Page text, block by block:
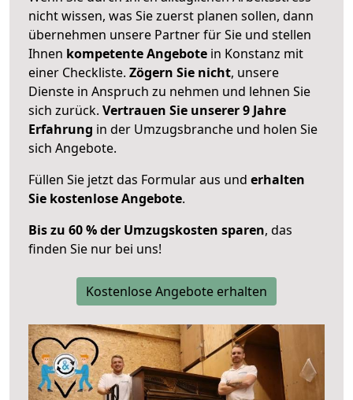
nicht wissen, was Sie zuerst planen sollen, dann
übernehmen unsere Partner für Sie und stellen
Ihnen kompetente Angebote in Konstanz mit
einer Checkliste. Zögern Sie nicht, unsere
Dienste in Anspruch zu nehmen und lehnen Sie
sich zurück. Vertrauen Sie unserer 9 Jahre
Erfahrung in der Umzugsbranche und holen Sie
sich Angebote.
Füllen Sie jetzt das Formular aus und erhalten
Sie kostenlose Angebote.
Bis zu 60 % der Umzugskosten sparen, das
finden Sie nur bei uns!
Kostenlose Angebote erhalten